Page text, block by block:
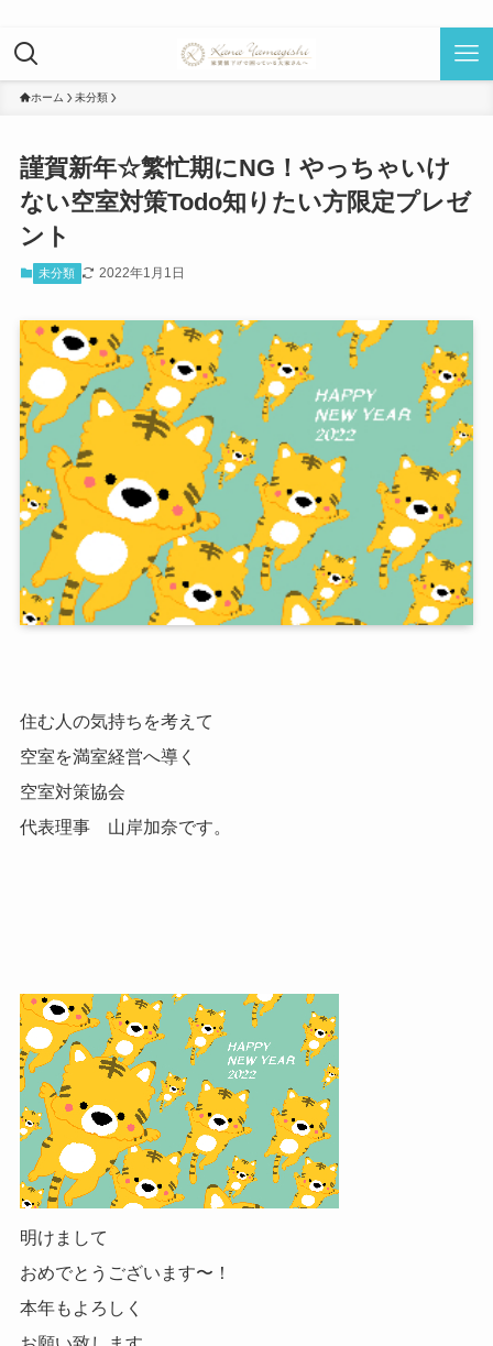
ホーム 未分類
謹賀新年☆繁忙期にNG！やっちゃいけ
ない空室対策Todo知りたい方限定プレゼ
ント
未分類 2022年1月1日
住む人の気持ちを考えて
空室を満室経営へ導く
空室対策協会
代表理事 山岸加奈です。
明けまして
おめでとうございます〜！
本年もよろしく